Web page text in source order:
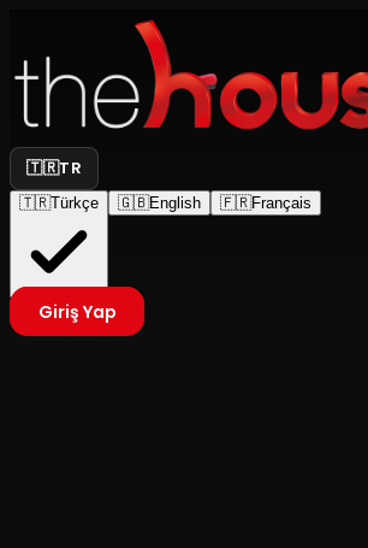
🇹🇷TR
🇹🇷Türkçe 🇬🇧English 🇫🇷Français
Giriş Yap